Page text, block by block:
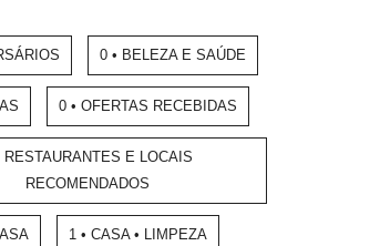
0 • BELEZA E SAÚDE
0 • OFERTAS RECEBIDAS
RESTAURANTES E LOCAIS
RECOMENDADOS
1 • CASA • LIMPEZA